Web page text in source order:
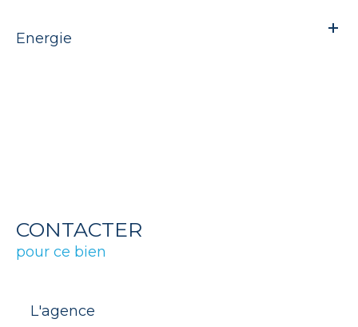
Energie
CONTACTER
pour ce bien
L'agence